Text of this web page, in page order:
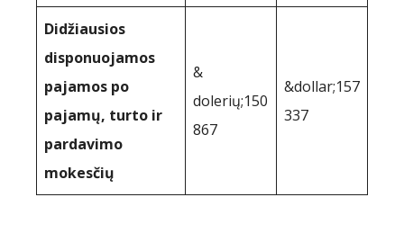
Didžiausios
disponuojamos
pajamos po
pajamų, turto ir
pardavimo
mokesčių
&
dolerių;150
867
&dollar;157
337